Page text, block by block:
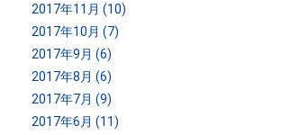
2017年11月 (10)
2017年10月 (7)
2017年9月 (6)
2017年8月 (6)
2017年7月 (9)
2017年6月 (11)